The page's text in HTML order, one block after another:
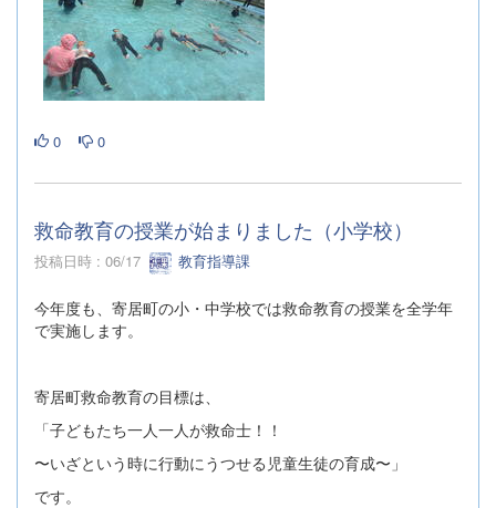
0 0
救命教育の授業が始まりました（小学校）
投稿日時 : 06/17 教育指導課
今年度も、寄居町の小・中学校では救命教育の授業を全学年
で実施します。
寄居町救命教育の目標は、
「子どもたち一人一人が救命士！！
〜いざという時に行動にうつせる児童生徒の育成〜」
です。